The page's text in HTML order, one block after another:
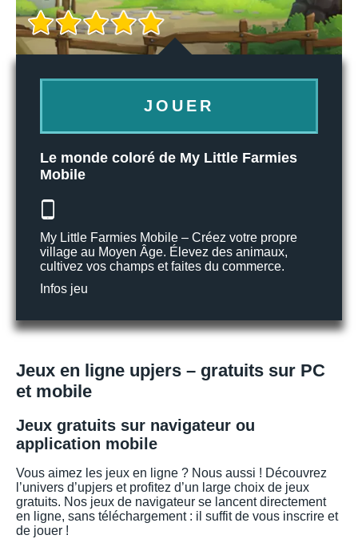
JOUER
Le monde coloré de My Little Farmies
Mobile
My Little Farmies Mobile – Créez votre propre
village au Moyen Âge. Élevez des animaux,
cultivez vos champs et faites du commerce.
Infos jeu
Jeux en ligne upjers – gratuits sur PC
et mobile
Jeux gratuits sur navigateur ou
application mobile
Vous aimez les jeux en ligne ? Nous aussi ! Découvrez
l’univers d’upjers et profitez d’un large choix de jeux
gratuits. Nos jeux de navigateur se lancent directement
en ligne, sans téléchargement : il suffit de vous inscrire et
de jouer !